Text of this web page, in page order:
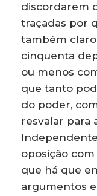
discordarem
traçadas por
também
cinquenta
ou menos
que tanto
do poder,
resvalar para
oposição
que há que
argumentos